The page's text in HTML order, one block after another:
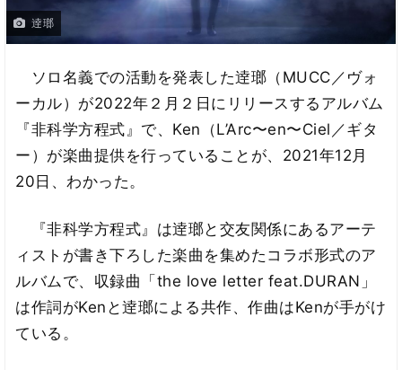
逹瑯
ソロ名義での活動を発表した逹瑯（MUCC／ヴォ
ーカル）が2022年２月２日にリリースするアルバム
『非科学方程式』で、Ken（L’Arc〜en〜Ciel／ギタ
ー）が楽曲提供を行っていることが、2021年12月
20日、わかった。
『非科学方程式』は逹瑯と交友関係にあるアーテ
ィストが書き下ろした楽曲を集めたコラボ形式のア
ルバムで、収録曲「the love letter feat.DURAN」
は作詞がKenと逹瑯による共作、作曲はKenが手がけ
ている。